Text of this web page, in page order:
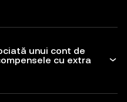
unui cont de
cu extra